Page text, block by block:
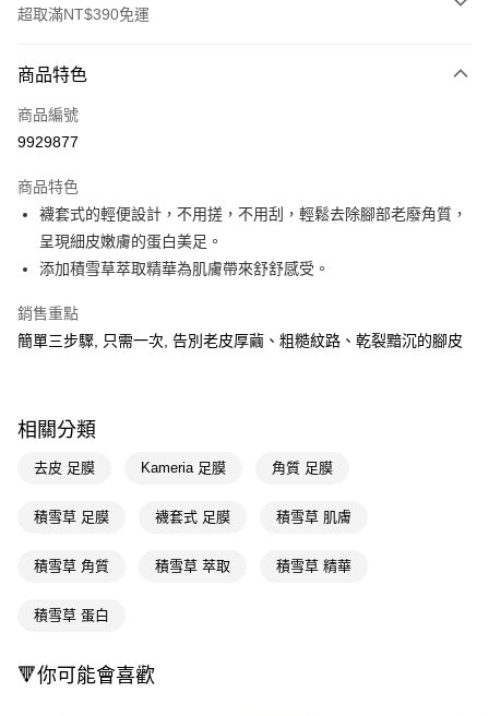
超取滿NT$390免運
POYA支付
信用卡一次付款
LINE Pay
Apple Pay
悠遊付
相關說明
【關於「AFTEE先享後付」】
１．簡單：不需註冊會員、不需綁卡、不需儲值。
３．安心：先確認商品／服務後，再付款。
１．於結帳方式選擇「AFTEE先享後付」後，將跳轉至「AFTEE先享後付」
３．收到繳費通知簡訊後14天內，點擊此簡訊中的連結，可透過四大超商／
即享券
全家取貨付款
每筆NT$65，滿NT$390(含以上)免運費
商品特色
商品編號
9929877
商品特色
襪套式的輕便設計，不用搓，不用刮，輕鬆去除腳部老廢角質，
呈現細皮嫩膚的蛋白美足。
添加積雪草萃取精華為肌膚帶來舒舒感受。
銷售重點
簡單三步驟, 只需一次, 告別老皮厚繭、粗糙紋路、乾裂黯沉的腳皮
相關分類
去皮 足膜 Kameria 足膜 角質 足膜
積雪草 足膜 襪套式 足膜 積雪草 肌膚
積雪草 角質 積雪草 萃取 積雪草 精華
積雪草 蛋白
🔻你可能會喜歡